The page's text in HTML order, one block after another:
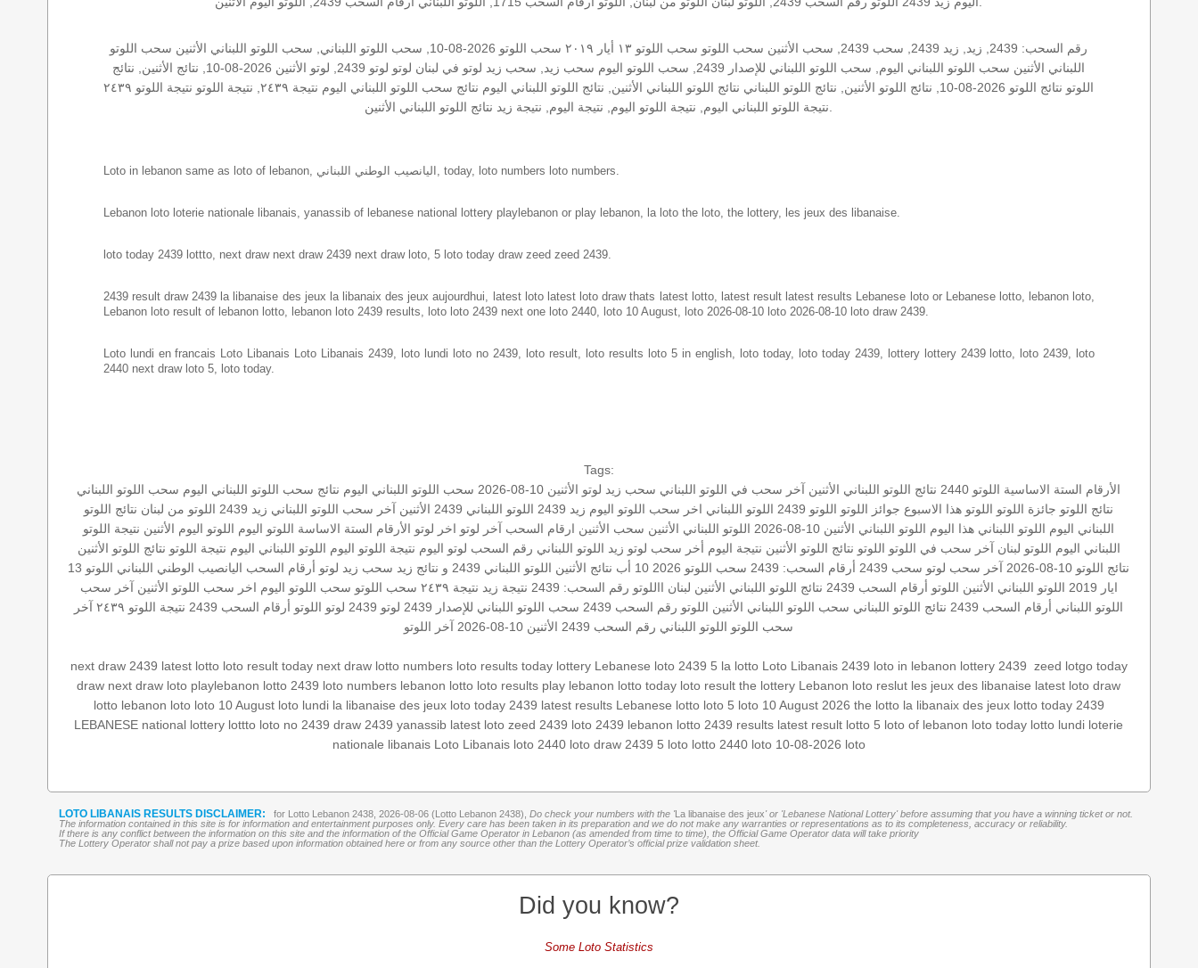
رقم السحب: 2439, زيد, زيد 2439, سحب 2439, سحب الأثنين سحب اللوتو سحب اللوتو ١٣ أيار ٢٠١٩ سحب اللوتو 2026-08-10, سحب اللوتو اللبناني, سحب اللوتو اللبناني الأثنين سحب اللوتو
اللبناني الأثنين سحب اللوتو اللبناني اليوم, سحب اللوتو اللبناني للإصدار 2439, سحب اللوتو اليوم سحب زيد, سحب زيد لوتو في لبنان لوتو لوتو 2439, لوتو الأثنين 2026-08-10, نتائج الأثنين, نتائج
اللوتو نتائج اللوتو 2026-08-10, نتائج اللوتو الأثنين, نتائج اللوتو اللبناني نتائج اللوتو اللبناني الأثنين, نتائج اللوتو اللبناني اليوم نتائج سحب اللوتو اللبناني اليوم نتيجة ٢٤٣٩, نتيجة اللوتو نتيجة اللوتو ٢٤٣٩
Loto in lebanon same as loto of lebanon, اليانصيب الوطني اللبناني, today, loto numbers loto numbers.
Lebanon loto loterie nationale libanais, yanassib of lebanese national lottery playlebanon or play lebanon, la loto the loto, the lottery, les jeux des libanaise.
loto today 2439 lottto, next draw next draw 2439 next draw loto, 5 loto today draw zeed zeed 2439.
2439 result draw 2439 la libanaise des jeux la libanaix des jeux aujourdhui, latest loto latest loto draw thats latest lotto, latest result latest results Lebanese loto or Lebanese lotto, lebanon loto,
Lebanon loto result of lebanon lotto, lebanon loto 2439 results, loto loto 2439 next one loto 2440, loto 10 August, loto 2026-08-10 loto 2026-08-10 loto draw 2439.
Loto lundi en francais Loto Libanais Loto Libanais 2439, loto lundi loto no 2439, loto result, loto results loto 5 in english, loto today, loto today 2439, lottery lottery 2439 lotto, loto 2439, loto
2440 next draw loto 5, loto today.
Tags:
الأرقام الستة الاساسية اللوتو 2440 نتائج اللوتو اللبناني الأثنين آخر سحب في اللوتو اللبناني سحب زيد لوتو الأثنين 10-08-2026 سحب اللوتو اللبناني اليوم نتائج سحب اللوتو اللبناني اليوم سحب اللوتو اللبناني
نتائج اللوتو جائزة اللوتو اللوتو هذا الاسبوع جوائز اللوتو اللوتو 2439 اللوتو اللبناني اخر سحب اللوتو اليوم زيد 2439 اللوتو اللبناني 2439 الأثنين آخر سحب اللوتو اللبناني زيد 2439 اللوتو من لبنان نتائج اللوتو
اللبناني اليوم اللوتو اللبناني هذا اليوم اللوتو اللبناني الأثنين 10-08-2026 اللوتو اللبناني الأثنين سحب الأثنين ارقام السحب آخر لوتو اخر لوتو الأرقام الستة الاساسة اللوتو اليوم اللوتو اليوم الأثنين نتيجة اللوتو
اللبناني اليوم اللوتو لبنان آخر سحب في اللوتو اللوتو نتائج اللوتو الأثنين نتيجة اليوم أخر سحب لوتو زيد اللوتو اللبناني رقم السحب لوتو اليوم نتيجة اللوتو اليوم اللوتو اللبناني اليوم نتيجة اللوتو نتائج اللوتو الأثنين
نتائج اللوتو 10-08-2026
آخر سحب لوتو سحب 2439 أرقام السحب: 2439 سحب اللوتو 2026 10 أب نتائج الأثنين اللوتو اللبناني 2439 و نتائج زيد سحب زيد لوتو أرقام السحب اليانصيب الوطني اللبناني
اللوتو 13
ايار 2019
اللوتو اللبناني الأثنين اللوتو أرقام السحب 2439 نتائج اللوتو اللبناني الأثنين لبنان االلوتو رقم السحب: 2439 نتيجة زيد نتيجة ٢٤٣٩ سحب اللوتو سحب اللوتو اليوم اخر سحب اللوتو الأثنين آخر سحب
اللوتو اللبناني أرقام السحب 2439
نتائج اللوتو اللبناني سحب اللوتو اللبناني الأثنين اللوتو رقم السحب 2439 سحب اللوتو اللبناني للإصدار 2439 لوتو 2439 لوتو اللوتو أرقام السحب 2439 نتيجة اللوتو ٢٤٣٩
آخر
سحب اللوتو اللوتو اللبناني رقم السحب 2439 الأثنين 10-08-2026 آخر اللوتو
next draw 2439 latest lotto loto result today next draw lotto numbers loto results today lottery Lebanese loto 2439 5 la lotto Loto Libanais 2439 loto in lebanon lottery 2439 zeed lotgo today
draw next draw loto playlebanon lotto 2439 loto numbers lebanon lotto loto results play lebanon lotto today loto result the lottery Lebanon loto reslut les jeux des libanaise latest loto draw
lotto lebanon loto loto 10 August loto lundi la libanaise des jeux loto today 2439 latest results Lebanese lotto loto 5 loto 10 August 2026 the lotto la libanaix des jeux lotto today 2439
LEBANESE national lottery lottto loto no 2439 draw 2439 yanassib latest loto zeed 2439 loto 2439 lebanon lotto 2439 results latest result lotto 5 loto of lebanon loto today lotto lundi loterie
nationale libanais Loto Libanais loto 2440 loto draw 2439 5 loto lotto 2440 loto 10-08-2026 loto
LOTO LIBANAIS RESULTS DISCLAIMER: for Lotto Lebanon 2438, 2026-08-06 (Lotto Lebanon 2438), Do check your numbers with the 'La libanaise des jeux' or 'Lebanese National Lottery' before assuming that you have a winning ticket or not.
The information contained in this site is for information and entertainment purposes only. Every care has been taken in its preparation and we do not make any warranties or representations as to its completeness, accuracy or reliability.
If there is any conflict between the information on this site and the information of the Official Game Operator in Lebanon (as amended from time to time), the Official Game Operator data will take priority
The Lottery Operator shall not pay a prize based upon information obtained here or from any source other than the Lottery Operator’s official prize validation sheet.
Did you know?
Some Loto Statistics